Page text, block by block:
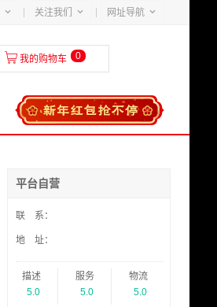
 关注我们  网址导航 
 我的购物车 0
平台自营
联 系：
地 址：
描述
5.0
服务
5.0
物流
5.0